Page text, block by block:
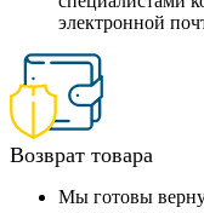
электронной
Возврат товара
Мы готовы